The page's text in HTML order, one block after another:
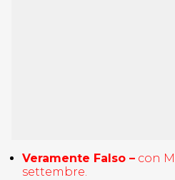
Veramente Falso – con
settembre.